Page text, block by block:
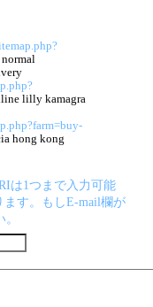
lilly kamagra
hong kong
は1つまで入力可能
ます。もしE-mail欄が